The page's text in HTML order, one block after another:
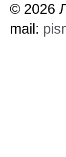
© 2026
mail: